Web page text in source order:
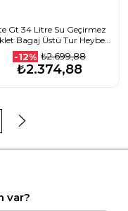
Gt 34 Litre Su Geçirmez
Bagaj Üstü Tur Heybesi,
-12% ₺2.699,88
₺2.374,88
var?